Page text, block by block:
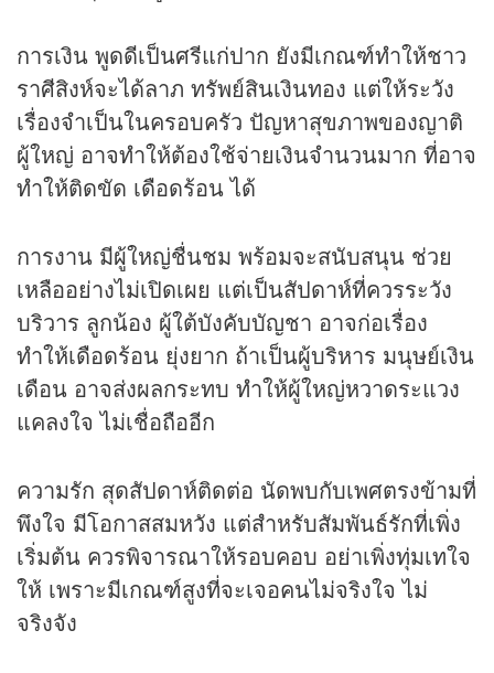
การเงิน พูดดีเป็นศรีแก่ปาก ยังมีเกณฑ์ทำให้ชาว
ราศีสิงห์จะได้ลาภ ทรัพย์สินเงินทอง แต่ให้ระวัง
เรื่องจำเป็นในครอบครัว ปัญหาสุขภาพของญาติ
ผู้ใหญ่ อาจทำให้ต้องใช้จ่ายเงินจำนวนมาก ที่อาจ
ทำให้ติดขัด เดือดร้อน ได้
การงาน มีผู้ใหญ่ชื่นชม พร้อมจะสนับสนุน ช่วย
เหลืออย่างไม่เปิดเผย แต่เป็นสัปดาห์ที่ควรระวัง
บริวาร ลูกน้อง ผู้ใต้บังคับบัญชา อาจก่อเรื่อง
ทำให้เดือดร้อน ยุ่งยาก ถ้าเป็นผู้บริหาร มนุษย์เงิน
เดือน อาจส่งผลกระทบ ทำให้ผู้ใหญ่หวาดระแวง
แคลงใจ ไม่เชื่อถืออีก
ความรัก สุดสัปดาห์ติดต่อ นัดพบกับเพศตรงข้ามที่
พึงใจ มีโอกาสสมหวัง แต่สำหรับสัมพันธ์รักที่เพิ่ง
เริ่มต้น ควรพิจารณาให้รอบคอบ อย่าเพิ่งทุ่มเทใจ
ให้ เพราะมีเกณฑ์สูงที่จะเจอคนไม่จริงใจ ไม่
จริงจัง